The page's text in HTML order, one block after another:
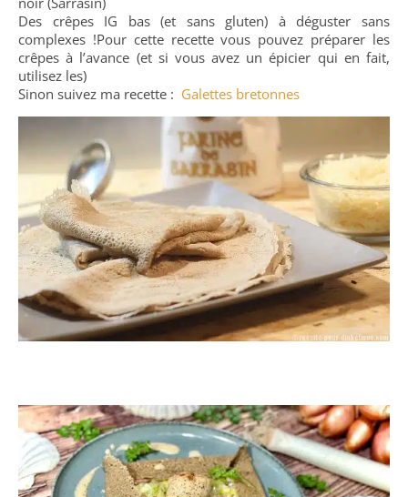
Des crêpes IG bas (et sans gluten) à déguster sans
complexes !Pour cette recette vous pouvez préparer les
crêpes à l’avance (et si vous avez un épicier qui en fait,
utilisez les)
Sinon suivez ma recette : Galettes bretonnes